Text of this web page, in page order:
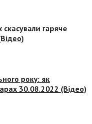
гаряче
року: як
30.08.2022 (Відео)